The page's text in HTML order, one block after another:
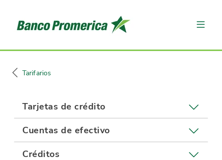
Tarifarios
Tarjetas de crédito
Cuentas de efectivo
Créditos